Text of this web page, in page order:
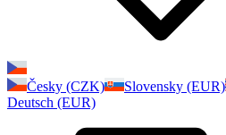
Česky (CZK)
Slovensky (EUR)
Deutsch (EUR)